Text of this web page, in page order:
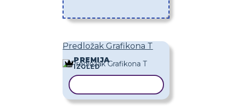
Predložak Grafikona T
PREMIJA
IZGLED